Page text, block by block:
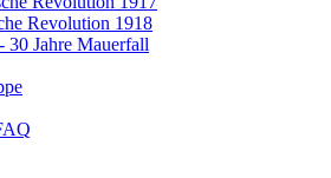
Revolution 1918
30 Jahre Mauerfall